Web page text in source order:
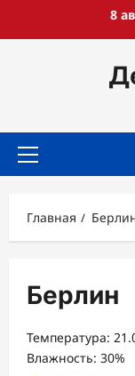
8
Основное
Главная
Берлин
Температура:
Влажность: 30%